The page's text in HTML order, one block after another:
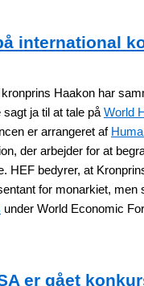
international
Haakon har
ja til at tale på World
er arrangeret af
der arbejder for at
HEF bedyrer, at
for monarkiet, men
under World Economic
er gået